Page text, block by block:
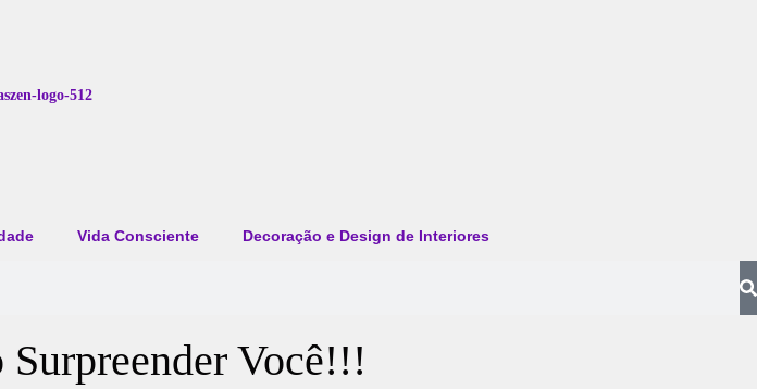
Vida Consciente Decoração e Design de Interiores
Você!!!